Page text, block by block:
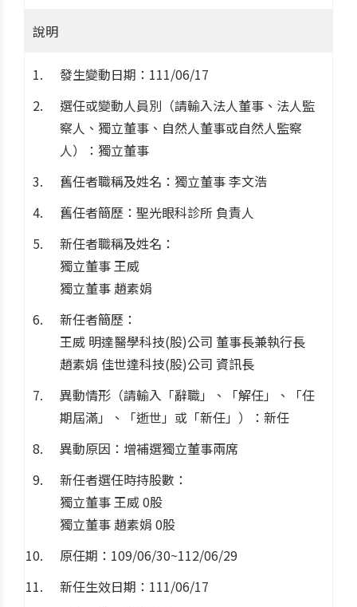
說明
發生變動日期：111/06/17
選任或變動人員別（請輸入法人董事、法人監
察人、獨立董事、自然人董事或自然人監察
人）：獨立董事
舊任者職稱及姓名：獨立董事 李文浩
舊任者簡歷：聖光眼科診所 負責人
新任者職稱及姓名：
獨立董事 王威
獨立董事 趙素娟
新任者簡歷：
王威 明達醫學科技(股)公司 董事長兼執行長
趙素娟 佳世達科技(股)公司 資訊長
異動情形（請輸入「辭職」、「解任」、「任
期屆滿」、「逝世」或「新任」）：新任
異動原因：增補選獨立董事兩席
新任者選任時持股數：
獨立董事 王威 0股
獨立董事 趙素娟 0股
原任期：109/06/30~112/06/29
新任生效日期：111/06/17